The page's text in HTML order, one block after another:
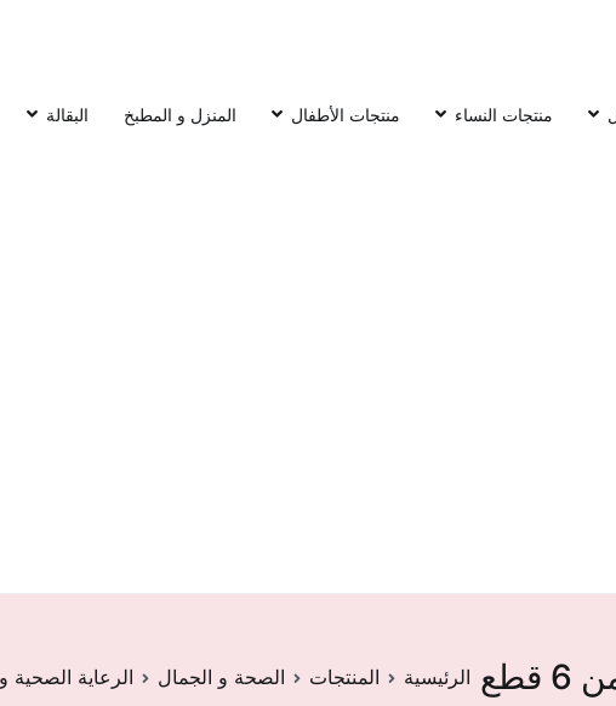
منتجات النساء منتجات الأطفال المنزل و المطبخ البقالة
الرئيسية المنتجات الصحة و الجمال الرعاية الصحية